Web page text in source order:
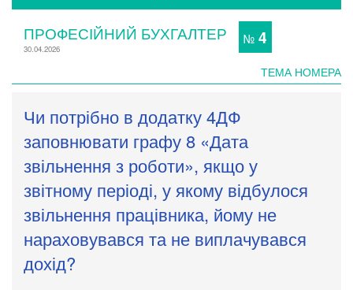
ПРОФЕСІЙНИЙ БУХГАЛТЕР
30.04.2026
№ 4
ТЕМА НОМЕРА
Чи потрібно в додатку 4ДФ
заповнювати графу 8 «Дата
звільнення з роботи», якщо у
звітному періоді, у якому відбулося
звільнення працівника, йому не
нараховувався та не виплачувався
дохід?